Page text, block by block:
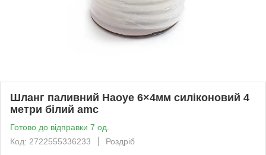
Шланг паливний Haoye 6×4мм силіконовий 4
метри білий amc
Готово до відправки 7 од.
Код: 2722555336233
Роздріб